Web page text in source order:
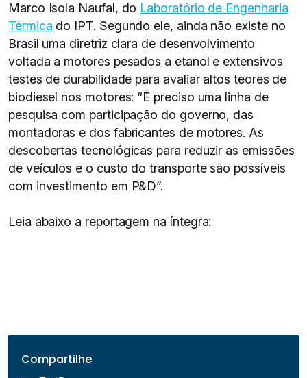
Marco Isola Naufal, do Laboratório de Engenharia
Térmica do IPT. Segundo ele, ainda não existe no
Brasil uma diretriz clara de desenvolvimento
voltada a motores pesados a etanol e extensivos
testes de durabilidade para avaliar altos teores de
biodiesel nos motores: “É preciso uma linha de
pesquisa com participação do governo, das
montadoras e dos fabricantes de motores. As
descobertas tecnológicas para reduzir as emissões
de veículos e o custo do transporte são possíveis
com investimento em P&D”.
Leia abaixo a reportagem na íntegra:
Compartilhe